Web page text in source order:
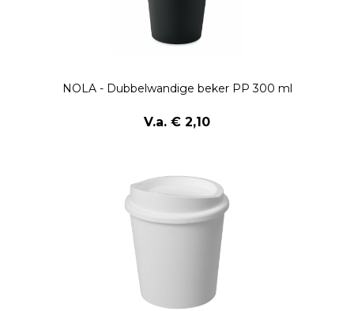
NOLA - Dubbelwandige beker PP 300 ml
V.a. € 2,10